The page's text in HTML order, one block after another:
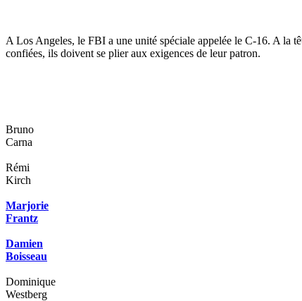
A Los Angeles, le FBI a une unité spéciale appelée le C-16. A la
confiées, ils doivent se plier aux exigences de leur patron.
Bruno
Carna
Rémi
Kirch
Marjorie
Frantz
Damien
Boisseau
Dominique
Westberg